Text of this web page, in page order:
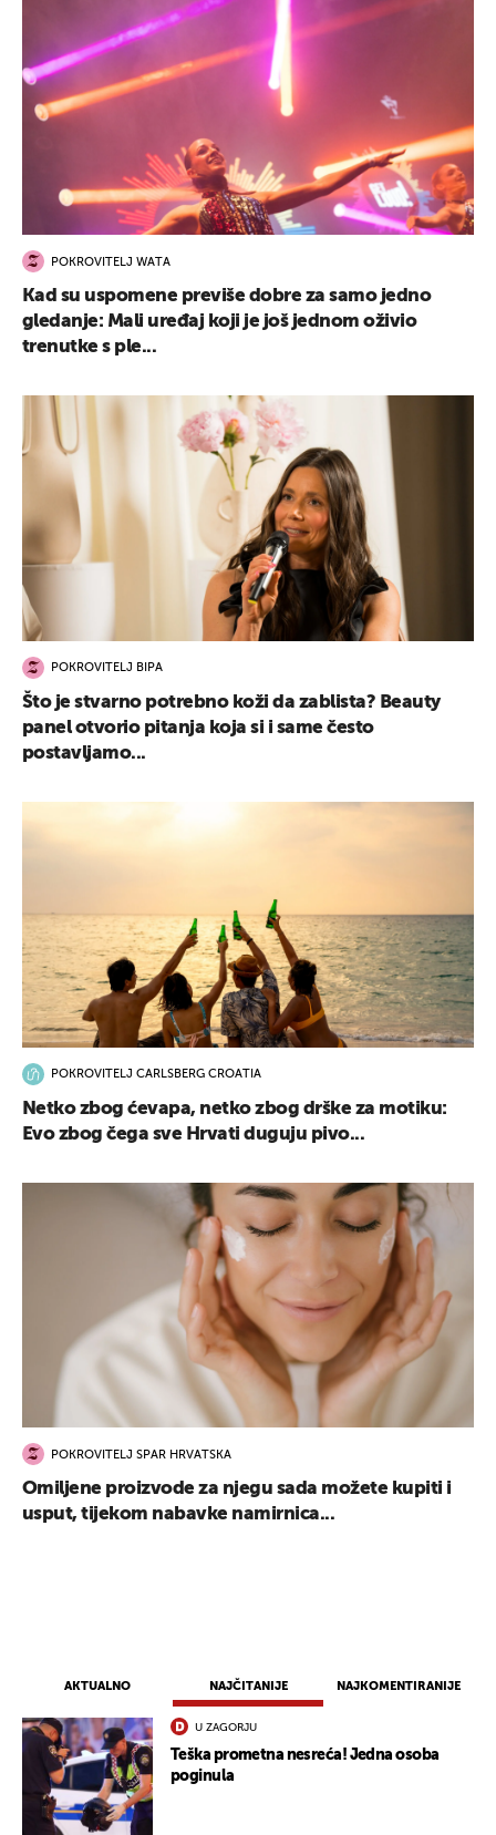
AKTUALNO NAJČITANIJE NAJKOMENTIRANIJE
U ZAGORJU
Teška prometna nesreća! Jedna osoba
poginula
POKROVITELJ WATA
Kad su uspomene previše dobre za samo jedno
gledanje: Mali uređaj koji je još jednom oživio
trenutke s ple...
POKROVITELJ BIPA
Što je stvarno potrebno koži da zablista? Beauty
panel otvorio pitanja koja si i same često
postavljamo...
POKROVITELJ CARLSBERG CROATIA
Netko zbog ćevapa, netko zbog drške za motiku:
Evo zbog čega sve Hrvati duguju pivo...
POKROVITELJ SPAR HRVATSKA
Omiljene proizvode za njegu sada možete kupiti i
usput, tijekom nabavke namirnica...